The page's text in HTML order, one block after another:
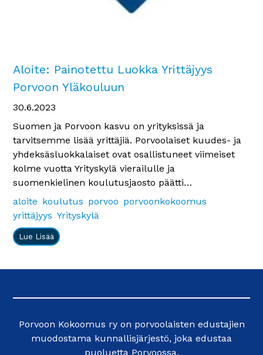
Aloite: Painotettu Luokka Yrittäjyys
Porvoon Yläkouluun
30.6.2023
Suomen ja Porvoon kasvu on yrityksissä ja
tarvitsemme lisää yrittäjiä. Porvoolaiset kuudes- ja
yhdeksäsluokkalaiset ovat osallistuneet viimeiset
kolme vuotta Yrityskylä vierailulle ja
suomenkielinen koulutusjaosto päätti…
aloite koulutus porvoo porvoonkokoomus
yrittäjyys Yrityskylä
Lue Lisää
Porvoon Kokoomus ry on porvoolaisten edustajien
muodostama kunnallisjärjestö, joka edustaa
puoluetta Porvoossa.